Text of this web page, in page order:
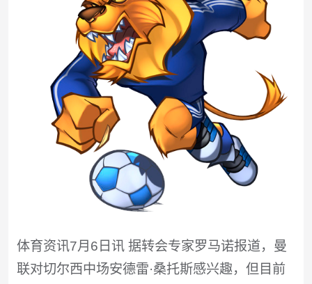
体育资讯7月6日讯 据转会专家罗马诺报道，曼
联对切尔西中场安德雷·桑托斯感兴趣，但目前